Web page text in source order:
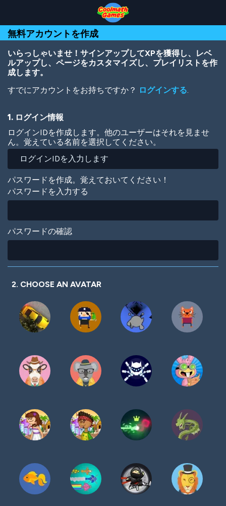
Top
of
Page
Navigation
Main
Content
Footer
ン
コ
ン
移
無料アカウントを作成
いらっしゃいませ！サインアップしてXPを獲得し、レベ
ルアップし、ページをカスタマイズし、プレイリストを作
成します。
すでにアカウントをお持ちですか？ ログインする.
1. ログイン情報
ログインIDを作成します。他のユーザーはそれを見ませ
ん。覚えている名前を選択してください。
パスワードを作成。覚えておいてください！
パスワードを入力する
パスワードの確認
2. CHOOSE AN AVATAR